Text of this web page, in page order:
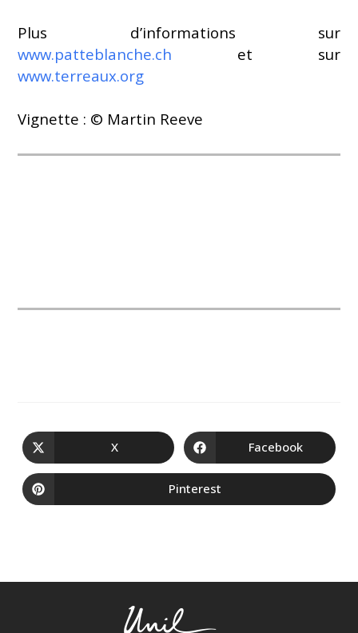
Plus d’informations sur
www.patteblanche.ch et sur
www.terreaux.org
Vignette : © Martin Reeve
X Facebook
Pinterest